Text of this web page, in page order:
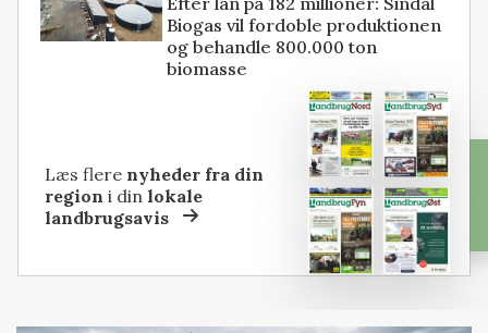
Biogas vil fordoble produktionen
og behandle 800.000 ton
biomasse
Læs flere nyheder fra din
region i dinlokale
landbrugsavis